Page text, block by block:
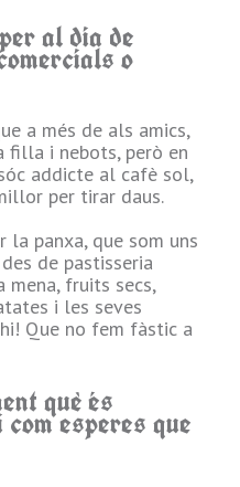
Tres! … i
va
Com
el
t'has
la
de
de “Ad
… això
que els
es
el
al dia de
o
a més de als amics,
filla i nebots, però en
addicte al cafè sol,
per tirar daus.
la panxa, que som uns
de pastisseria
fruits secs,
i les seves
Que no fem fàstic a
què és
esperes que